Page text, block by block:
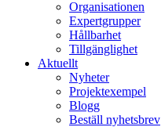
Organisationen
Expertgrupper
Hållbarhet
Tillgänglighet
Aktuellt
Nyheter
Projektexempel
Blogg
Beställ nyhetsbrev